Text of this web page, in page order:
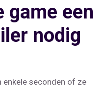
game een
nodig
enkele seconden of ze